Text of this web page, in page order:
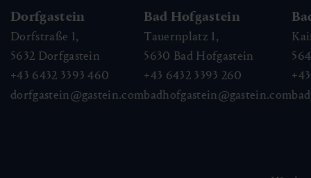
Dorfgastein
Dorfstraße 1,
5632 Dorfgastein
+43 6432 3393 460
dorfgastein@gastein.com
Bad Hofgastein
Tauernplatz 1,
5630 Bad Hofgastein
+43 6432 3393 260
badhofgastein@gastein.com